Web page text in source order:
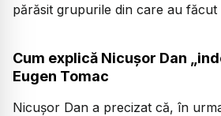
părăsit grupurile din care au făcut
Cum explică Nicușor Dan
Eugen Tomac
Nicușor Dan a precizat că, în